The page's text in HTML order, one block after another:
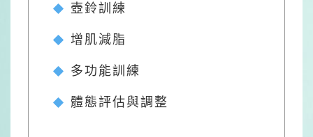
壺鈴訓練
增肌減脂
多功能訓練
體態評估與調整